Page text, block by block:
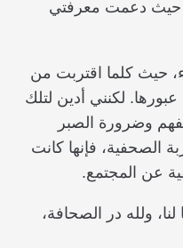
دعمت معرفتي
حيث كلما اقتربت من
لكنني أدين لتلك
وضرورة الصبر
الصحفية، فإنها كانت
عن المجتمع.
ولله در الصحافة،